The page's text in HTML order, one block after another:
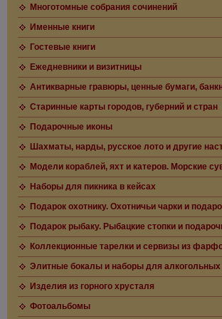
Многотомные собрания сочинений
Именные книги
Гостевые книги
Ежедневники и визитницы
Антикварные гравюры, ценные бумаги,
Старинные карты городов, губерний и стран
Подарочные иконы
Шахматы, нарды, русское лото и другие
Модели кораблей, яхт и катеров. Морские
Наборы для пикника в кейсах
Подарок охотнику. Охотничьи чарки и
Подарок рыбаку. Рыбацкие стопки и
Коллекционные тарелки и сервизы из
Элитные бокалы и наборы для алкогольных
Изделия из горного хрусталя
Фотоальбомы